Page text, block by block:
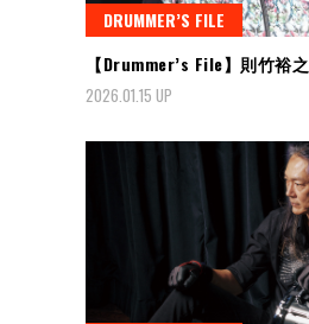
DRUMMER’S FILE
【Drummer’s File】則竹裕之
2026.01.15 UP